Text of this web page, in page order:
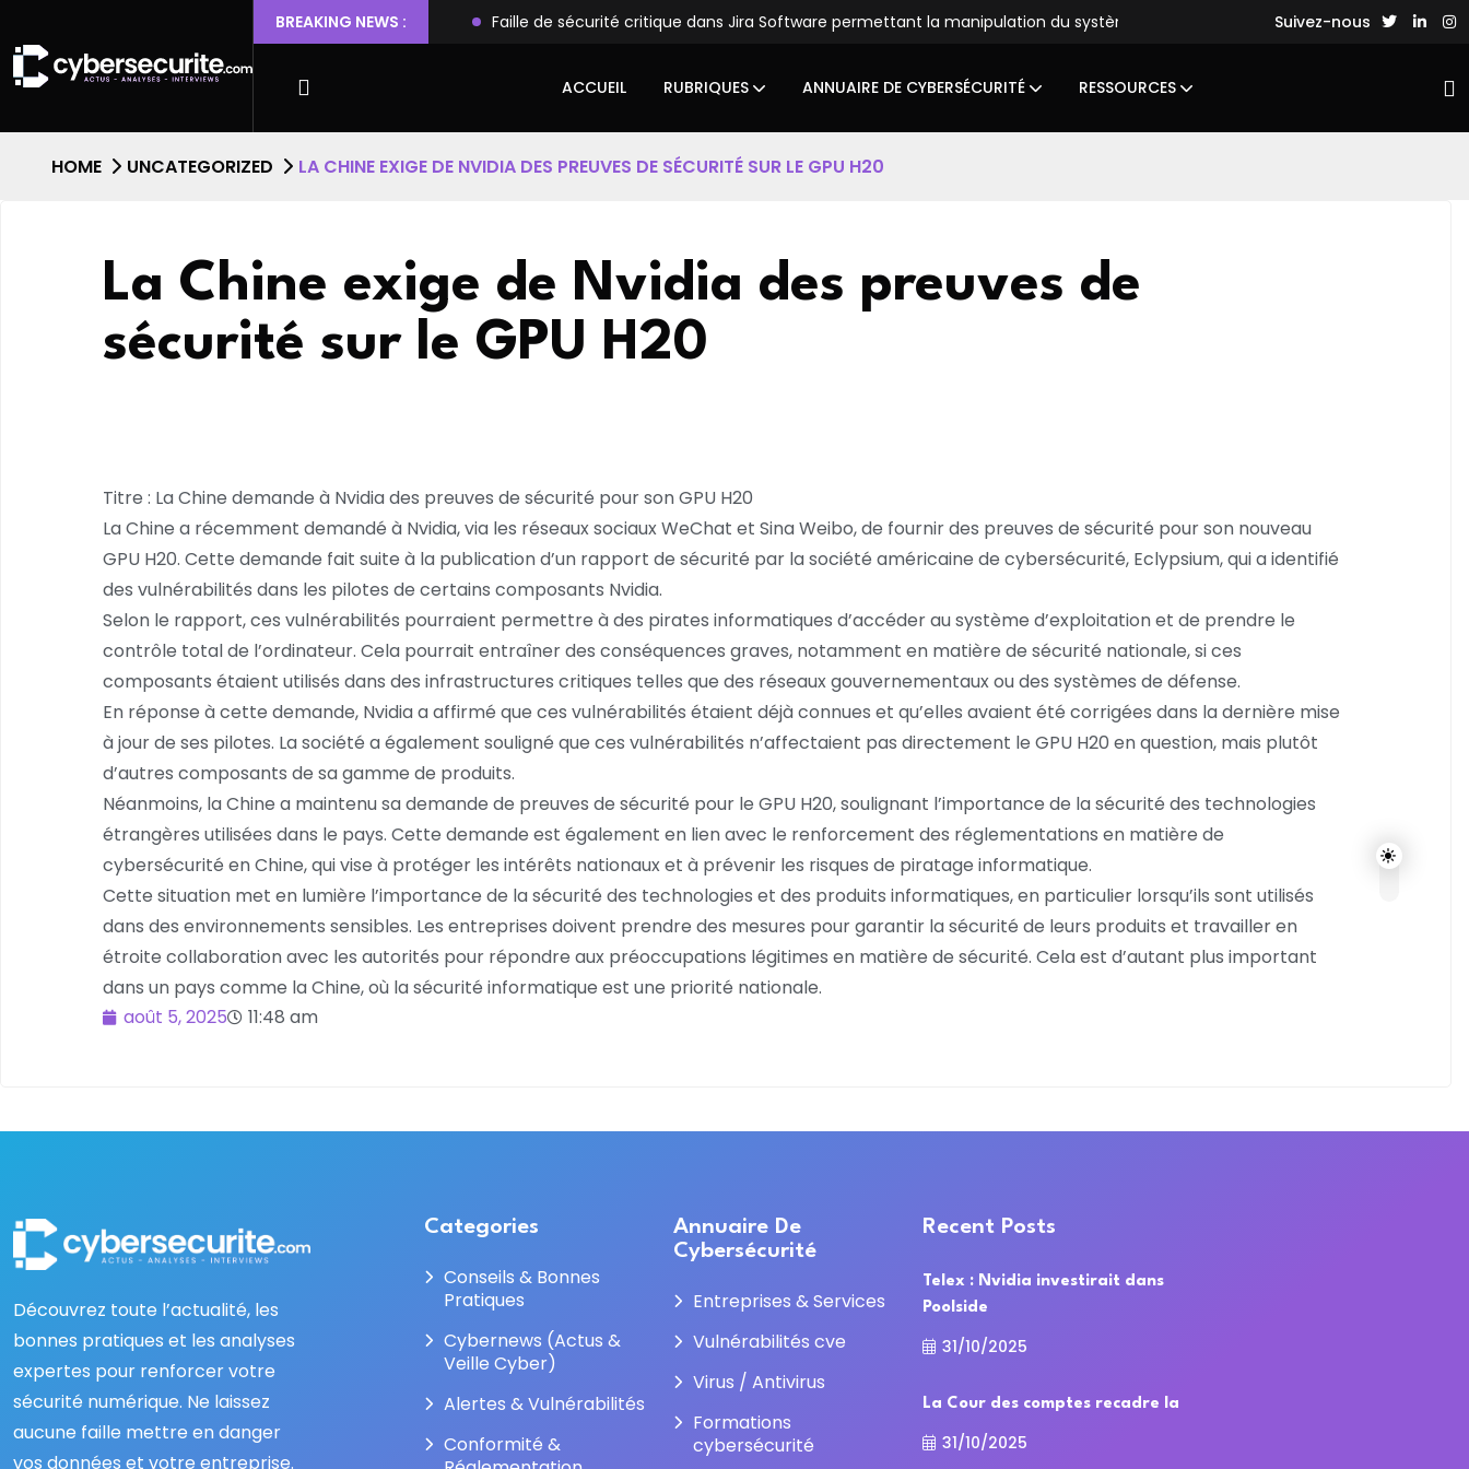
BREAKING NEWS :
permettant l’escalade de privilèges et l’accès root Faille de sécurité critique dans Jira Software permettant la manipulation du système de fichiers Des hackers chinois
Suivez-nous
ACCUEIL RUBRIQUES ANNUAIRE DE CYBERSÉCURITÉ RESSOURCES
HOME UNCATEGORIZED LA CHINE EXIGE DE NVIDIA DES PREUVES DE SÉCURITÉ SUR LE GPU H20
La Chine exige de Nvidia des preuves de
sécurité sur le GPU H20
Titre : La Chine demande à Nvidia des preuves de sécurité pour son GPU H20
La Chine a récemment demandé à Nvidia, via les réseaux sociaux WeChat et Sina Weibo, de fournir des preuves de sécurité pour son nouveau
GPU H20. Cette demande fait suite à la publication d’un rapport de sécurité par la société américaine de cybersécurité, Eclypsium, qui a identifié
des vulnérabilités dans les pilotes de certains composants Nvidia.
Selon le rapport, ces vulnérabilités pourraient permettre à des pirates informatiques d’accéder au système d’exploitation et de prendre le
contrôle total de l’ordinateur. Cela pourrait entraîner des conséquences graves, notamment en matière de sécurité nationale, si ces
composants étaient utilisés dans des infrastructures critiques telles que des réseaux gouvernementaux ou des systèmes de défense.
En réponse à cette demande, Nvidia a affirmé que ces vulnérabilités étaient déjà connues et qu’elles avaient été corrigées dans la dernière mise
à jour de ses pilotes. La société a également souligné que ces vulnérabilités n’affectaient pas directement le GPU H20 en question, mais plutôt
d’autres composants de sa gamme de produits.
Néanmoins, la Chine a maintenu sa demande de preuves de sécurité pour le GPU H20, soulignant l’importance de la sécurité des technologies
étrangères utilisées dans le pays. Cette demande est également en lien avec le renforcement des réglementations en matière de
cybersécurité en Chine, qui vise à protéger les intérêts nationaux et à prévenir les risques de piratage informatique.
Cette situation met en lumière l’importance de la sécurité des technologies et des produits informatiques, en particulier lorsqu’ils sont utilisés
dans des environnements sensibles. Les entreprises doivent prendre des mesures pour garantir la sécurité de leurs produits et travailler en
étroite collaboration avec les autorités pour répondre aux préoccupations légitimes en matière de sécurité. Cela est d’autant plus important
dans un pays comme la Chine, où la sécurité informatique est une priorité nationale.
août 5, 2025
11:48 am
Découvrez toute l’actualité, les
bonnes pratiques et les analyses
expertes pour renforcer votre
sécurité numérique. Ne laissez
aucune faille mettre en danger
vos données et votre entreprise.
Categories
Conseils & Bonnes
Pratiques
Cybernews (Actus &
Veille Cyber)
Alertes & Vulnérabilités
Conformité &
Annuaire De
Cybersécurité
Entreprises & Services
Vulnérabilités cve
Virus / Antivirus
Formations
cybersécurité
Recent Posts
Telex : Nvidia investirait dans
Poolside
31/10/2025
La Cour des comptes recadre la
31/10/2025